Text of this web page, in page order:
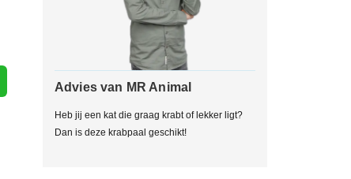
Advies van MR Animal
Heb jij een kat die graag krabt of lekker ligt?
Dan is deze krabpaal geschikt!